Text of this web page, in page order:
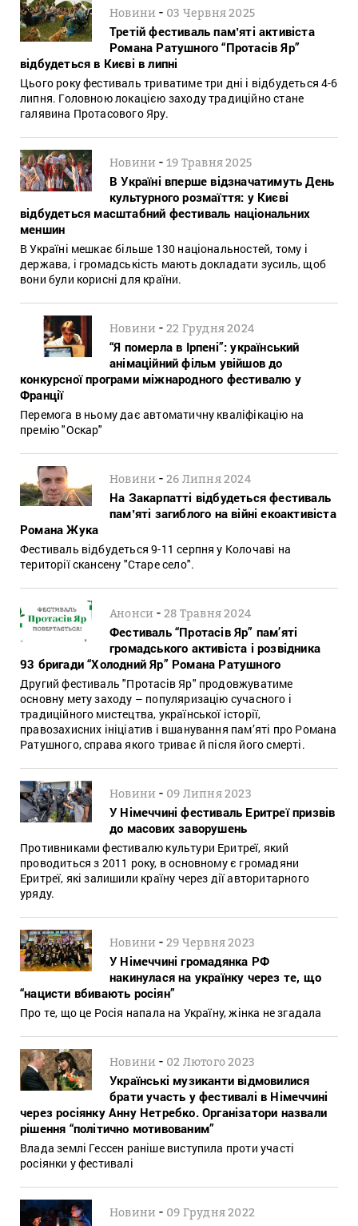
Новини - 03 Червня 2025
Третій фестиваль памʼяті активіста
Романа Ратушного “Протасів Яр”
відбудеться в Києві в липні
Цього року фестиваль триватиме три дні і відбудеться 4-6
липня. Головною локацією заходу традиційно стане
галявина Протасового Яру.
Новини -19 Травня 2025
В Україні вперше відзначатимуть День
культурного розмаїття: у Києві
відбудеться масштабний фестиваль національних
меншин
В Україні мешкає більше 130 національностей, тому і
держава, і громадськість мають докладати зусиль, щоб
вони були корисні для країни.
Новини -22 Грудня 2024
“Я померла в Ірпені”: український
анімаційний фільм увійшов до
конкурсної програми міжнародного фестивалю у
Франції
Перемога в ньому дає автоматичну кваліфікацію на
премію "Оскар"
Новини -26 Липня 2024
На Закарпатті відбудеться фестиваль
памʼяті загиблого на війні екоактивіста
Романа Жука
Фестиваль відбудеться 9-11 серпня у Колочаві на
території скансену "Старе село".
Анонси -28 Травня 2024
Фестиваль “Протасів Яр” пам’яті
громадського активіста і розвідника
93 бригади “Холодний Яр” Романа Ратушного
Другий фестиваль "Протасів Яр" продовжуватиме
основну мету заходу – популяризацію сучасного і
традиційного мистецтва, української історії,
правозахисних ініціатив і вшанування пам’яті про Романа
Ратушного, справа якого триває й після його смерті.
Новини - 09 Липня 2023
У Німеччині фестиваль Еритреї призвів
до масових заворушень
Противниками фестивалю культури Еритреї, який
проводиться з 2011 року, в основному є громадяни
Еритреї, які залишили країну через дії авторитарного
уряду.
Новини -29 Червня 2023
У Німеччині громадянка РФ
накинулася на українку через те, що
“нацисти вбивають росіян”
Про те, що це Росія напала на Україну, жінка не згадала
Новини - 02 Лютого 2023
Українські музиканти відмовилися
брати участь у фестивалі в Німеччині
через росіянку Анну Нетребко. Організатори назвали
рішення “політично мотивованим”
Влада землі Гессен раніше виступила проти участі
росіянки у фестивалі
Новини - 09 Грудня 2022